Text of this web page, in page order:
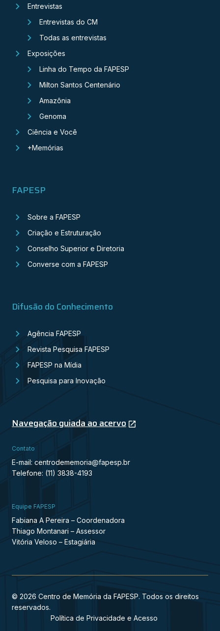
Entrevistas
Entrevistas do CM
Todas as entrevistas
Exposições
Linha do Tempo da FAPESP
Milton Santos Centenário
Amazônia
Genoma
Ciência e Você
+Memórias
FAPESP
Sobre a FAPESP
Criação e Estruturação
Conselho Superior e Diretoria
Converse com a FAPESP
Difusão do Conhecimento
Agência FAPESP
Revista Pesquisa FAPESP
FAPESP na Mídia
Pesquisa para Inovação
Navegação guiada ao acervo
Contato
E-mail: centrodememoria@fapesp.br
Telefone: (11) 3838-4193
Equipe FAPESP
Fabiana A Pereira – Coordenadora
Thiago Montanari – Assessor
Vitória Veloso – Estagiária
© 2026 Centro de Memória da FAPESP. Todos os direitos
reservados.
Política de Privacidade e Acesso